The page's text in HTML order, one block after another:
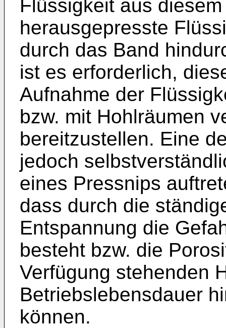
Flüssigkeit aus
herausgepresste
durch das Band
ist es erforderlich,
Aufnahme der
bzw. mit Hohlräumen
bereitzustellen. Eine
jedoch
eines Pressnips
dass durch die
Entspannung die
besteht bzw. die
Verfügung stehenden
Betriebslebensdauer
können.